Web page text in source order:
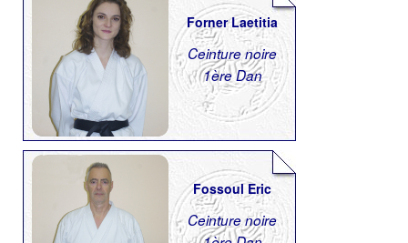
Forner Laetitia
Ceinture noire
1ère Dan
Fossoul Eric
Ceinture noire